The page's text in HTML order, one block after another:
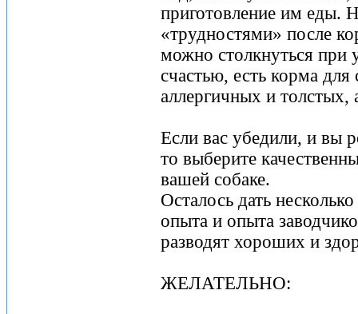
приготовление им еды.
«трудностями» после
можно столкнуться при
счастью, есть корма
аллергичных и
Если вас убедили, и вы
то выберите
вашей собаке.
Осталось дать
опыта и опыта
разводят хороших и
ЖЕЛАТЕЛЬНО: